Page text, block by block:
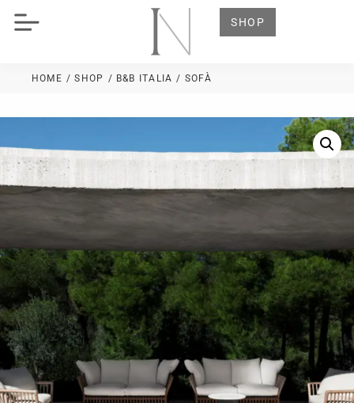
SHOP
HOME / SHOP / B&B ITALIA / SOFÀ